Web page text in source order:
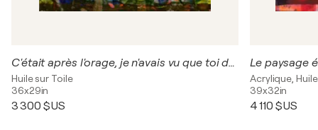
C'était après l'orage, je n'avais vu que toi dans le désordre du monde.
Huile sur Toile
36x29in
3 300 $US
Acrylique,
39x32in
4 110 $US